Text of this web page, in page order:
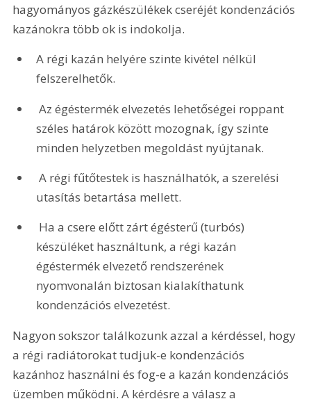
hagyományos gázkészülékek cseréjét kondenzációs
kazánokra több ok is indokolja.
A régi kazán helyére szinte kivétel nélkül
felszerelhetők.
Az égéstermék elvezetés lehetőségei roppant
széles határok között mozognak, így szinte
minden helyzetben megoldást nyújtanak.
A régi fűtőtestek is használhatók, a szerelési
utasítás betartása mellett.
készüléket használtunk, a régi kazán
égéstermék elvezető rendszerének
nyomvonalán biztosan kialakíthatunk
kondenzációs elvezetést.
Nagyon sokszor találkozunk azzal a kérdéssel, hogy
a régi radiátorokat tudjuk-e kondenzációs
kazánhoz használni és fog-e a kazán kondenzációs
üzemben működni. A kérdésre a válasz a